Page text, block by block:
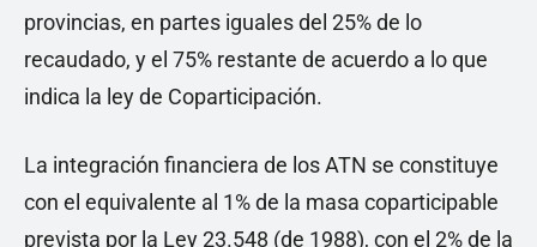
provincias, en partes iguales del 25% de lo
recaudado, y el 75% restante de acuerdo a lo que
indica la ley de Coparticipación.
La integración financiera de los ATN se constituye
con el equivalente al 1% de la masa coparticipable
prevista por la Ley 23.548 (de 1988), con el 2% de la